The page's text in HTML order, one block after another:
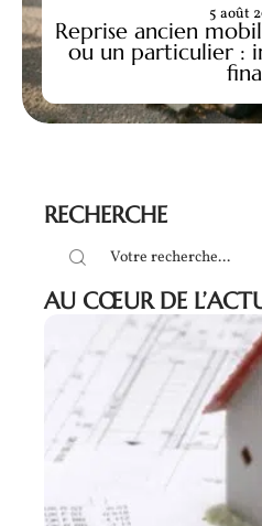
Reprise ancien
ou un particulier :
5 août
RECHERCHE
AU CŒUR DE